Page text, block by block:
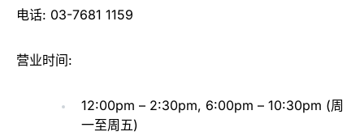
电话: 03-7681 1159
营业时间:
12:00pm – 2:30pm, 6:00pm – 10:30pm (周
一至周五)